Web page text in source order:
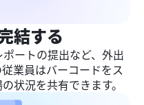
結する
ートの提出など、外出
業員はバーコードをス
状況を共有できます。